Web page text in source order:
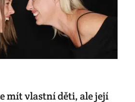
mít vlastní děti, ale její